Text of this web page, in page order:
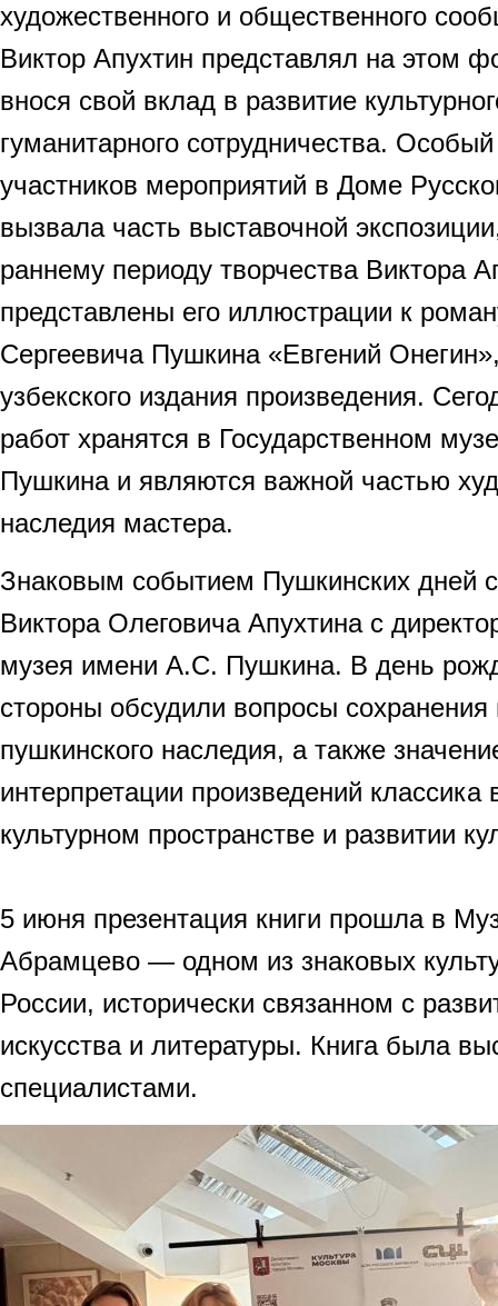
художественного и общественного
Виктор Апухтин представлял на этом
внося свой вклад в развитие
гуманитарного сотрудничества.
участников мероприятий в Доме
вызвала часть выставочной
раннему периоду творчества Виктора
представлены его иллюстрации к
Сергеевича Пушкина «Евгений
узбекского издания произведения.
работ хранятся в Государственном
Пушкина и являются важной частью
наследия мастера.
Знаковым событием Пушкинских дней
Виктора Олеговича Апухтина с
музея имени А.С. Пушкина. В день
стороны обсудили вопросы сохранения
пушкинского наследия, а также
интерпретации произведений
культурном пространстве и развитии
5 июня презентация книги прошла в
Абрамцево — одном из знаковых
России, исторически связанном с
искусства и литературы. Книга была
специалистами.